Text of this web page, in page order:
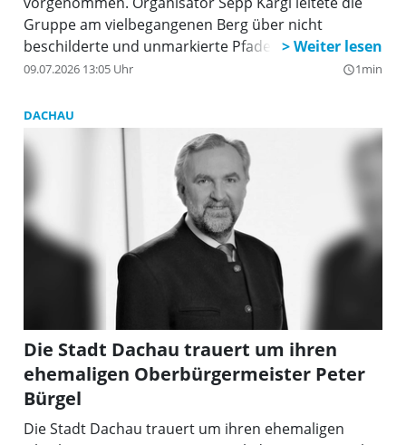
Gruppe am vielbegangenen Berg über nicht
beschilderte und unmarkierte Pfade über den
Bockstein zum Breitensteingipfel. Über die Kapelle
in Birkenstein. Den erforderlichen Energieausgleich
der meist einsamen siebenstündigen Tour nahmen
die fleißigen Bergler in gewohnt wohlverdienter
Weise im Fischbachauer Café - „Kuchenstücke unter
300 g sind Kekse“ - vor.
09.07.2026 13:05 Uhr query_builder1min
DACHAU
Die Stadt Dachau trauert um ihren
ehemaligen Oberbürgermeister Peter
Bürgel
Die Stadt Dachau trauert um ihren ehemaligen